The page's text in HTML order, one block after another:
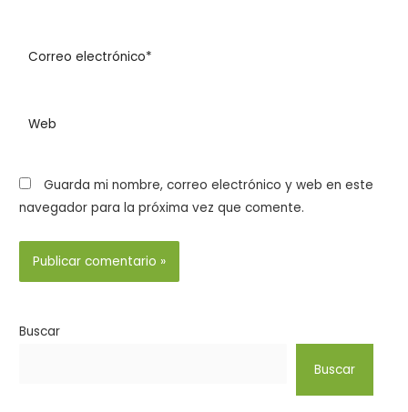
Guarda mi nombre, correo electrónico y web en este
navegador para la próxima vez que comente.
Buscar
Buscar